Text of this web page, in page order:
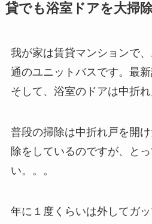
貸でも浴室ドアを大掃
我が家は賃貸マンションで
通のユニットバスです。最新
そして、浴室のドアは中折れ
普段の掃除は中折れ戸を開
除をしているのですが、と
い。。。
年に１度くらいは外してガッ